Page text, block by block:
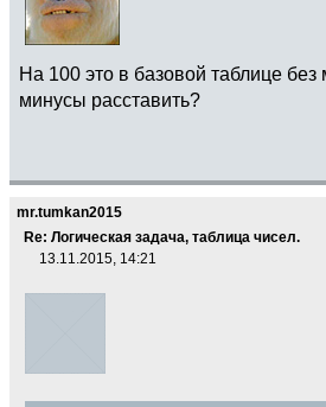
На 100 это в базовой таблице без
минусы расставить?
mr.tumkan2015
Re: Логическая задача, таблица чисел.
13.11.2015, 14:21